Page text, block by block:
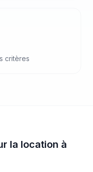
critères
la location à